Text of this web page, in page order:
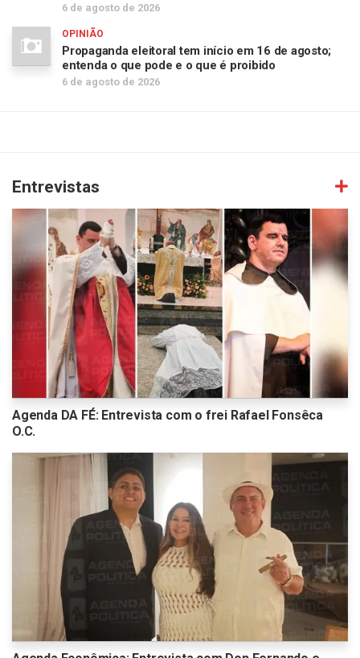
6 de agosto de 2026
OPINIÃO
Propaganda eleitoral tem início em 16 de agosto;
entenda o que pode e o que é proibido
6 de agosto de 2026
Entrevistas
Agenda DA FÉ: Entrevista com o frei Rafael Fonsêca
O.C.